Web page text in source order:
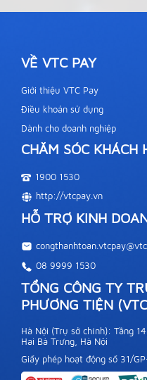
VỀ VTC PAY
Giới thiệu VTC Pay
Điều khoản sử dụng
Dành cho doanh nghiệp
CHĂM SÓC KHÁCH
1900 1530
http://vtcpay.vn
HỖ TRỢ KINH
08 9999 1530
TỔNG CÔNG TY
PHƯƠNG TIỆN
Hà Nội (Trụ sở chính): Tầng
Hai Bà Trưng, Hà Nội
Giấy phép hoạt động số 31/